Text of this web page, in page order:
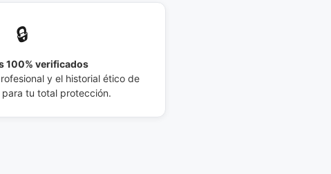
🔒
100% verificados
y el historial ético de
tu total protección.